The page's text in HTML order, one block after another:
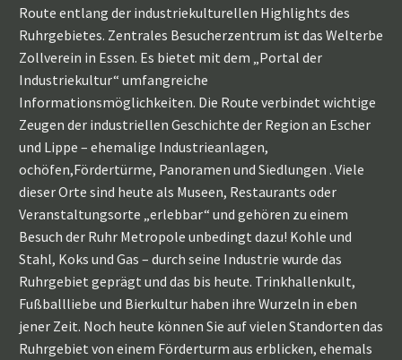
Route entlang der industriekulturellen Highlights des
Ruhrgebietes. Zentrales Besucherzentrum ist das Welterbe
Zollverein in Essen. Es bietet mit dem „Portal der
Industriekultur“ umfangreiche
Informationsmöglichkeiten. Die Route verbindet wichtige
Zeugen der industriellen Geschichte der Region an Escher
und Lippe – ehemalige Industrieanlagen,
ochöfen,Fördertürme, Panoramen und Siedlungen . Viele
dieser Orte sind heute als Museen, Restaurants oder
Veranstaltungsorte „erlebbar“ und gehören zu einem
Besuch der Ruhr Metropole unbedingt dazu! Kohle und
Stahl, Koks und Gas – durch seine Industrie wurde das
Ruhrgebiet geprägt und das bis heute. Trinkhallenkult,
Fußballliebe und Bierkultur haben ihre Wurzeln in eben
jener Zeit. Noch heute können Sie auf vielen Standorten das
Ruhrgebiet von einem Förderturm aus erblicken, ehemals